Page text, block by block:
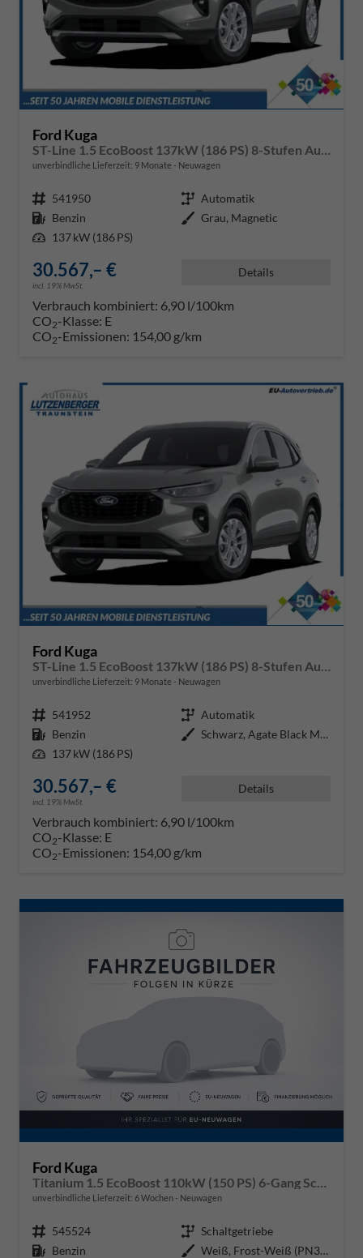
Ford Kuga
unverbindliche Lieferzeit: 9 Monate Neuwagen
Fahrzeugnr. 541950 Getriebe Automatik
Kraftstoff Benzin Außenfarbe Grau, Magnetic
Leistung 137 kW (186 PS)
30.567,– €
incl. 19% MwSt.
Details
Verbrauch kombiniert: 6,90 l/100km
CO2-Klasse: E
CO2-Emissionen: 154,00 g/km
Ford Kuga
unverbindliche Lieferzeit: 9 Monate Neuwagen
Fahrzeugnr. 541952 Getriebe Automatik
Kraftstoff Benzin Außenfarbe
Schwarz, Agate Black Metallic
Leistung 137 kW (186 PS)
30.567,– €
incl. 19% MwSt.
Details
Verbrauch kombiniert: 6,90 l/100km
CO2-Klasse: E
CO2-Emissionen: 154,00 g/km
Ford Kuga
unverbindliche Lieferzeit: 6 Wochen Neuwagen
Fahrzeugnr. 545524 Getriebe Schaltgetriebe
Kraftstoff Benzin Außenfarbe
Weiß, Frost-Weiß (PN3GZ0)